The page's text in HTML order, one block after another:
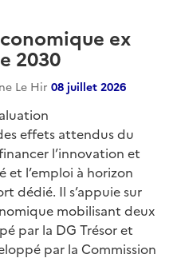
ex
2030
Le Hir 08 juillet 2026
effets attendus du
l’innovation et
et l’emploi à horizon
dédié. Il s’appuie sur
mobilisant deux
par la DG Trésor et
par la Commission